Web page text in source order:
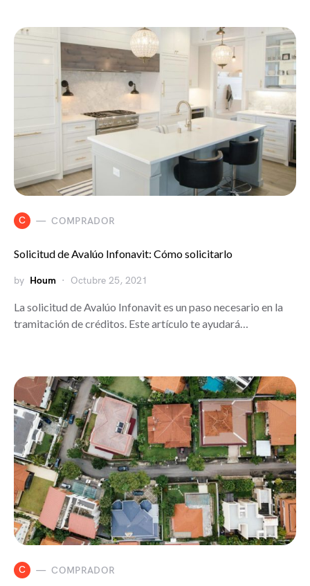
C COMPRADOR
Solicitud de Avalúo Infonavit: Cómo solicitarlo
by Houm Octubre 25, 2021
La solicitud de Avalúo Infonavit es un paso necesario en la
tramitación de créditos. Este artículo te ayudará…
C COMPRADOR